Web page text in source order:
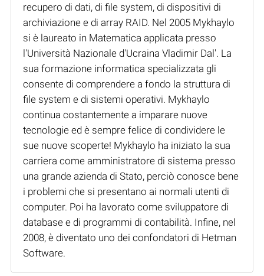
recupero di dati, di file system, di dispositivi di
archiviazione e di array RAID. Nel 2005 Mykhaylo
si è laureato in Matematica applicata presso
l'Università Nazionale d'Ucraina Vladimir Dal'. La
sua formazione informatica specializzata gli
consente di comprendere a fondo la struttura di
file system e di sistemi operativi. Mykhaylo
continua costantemente a imparare nuove
tecnologie ed è sempre felice di condividere le
sue nuove scoperte! Mykhaylo ha iniziato la sua
carriera come amministratore di sistema presso
una grande azienda di Stato, perciò conosce bene
i problemi che si presentano ai normali utenti di
computer. Poi ha lavorato come sviluppatore di
database e di programmi di contabilità. Infine, nel
2008, è diventato uno dei confondatori di Hetman
Software.